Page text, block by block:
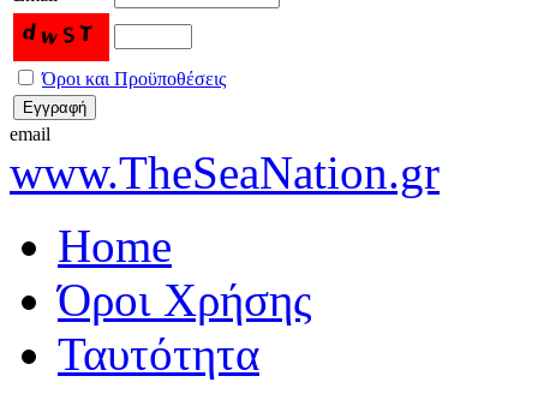
Όροι και Προϋποθέσεις
email
www.TheSeaNation.gr
Home
Όροι Χρήσης
Ταυτότητα